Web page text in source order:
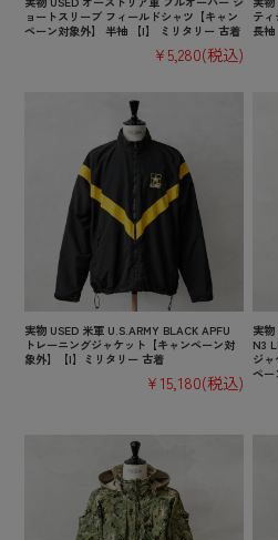
ョートスリーブ フィールドシャツ【キャン
ペーン対象外】 半袖 【I】 ミリタリー 古着
¥5,280(税込)
ティ
長袖
実物 USED 米軍 U.S.ARMY BLACK APFU
トレーニングジャケット【キャンペーン対
象外】【I】ミリタリー 古着
¥15,180(税込)
実
N3
ジ
ペー